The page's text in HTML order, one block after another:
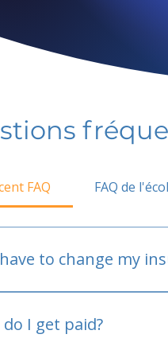
FAQ FAQ de
to change my
do I get paid?